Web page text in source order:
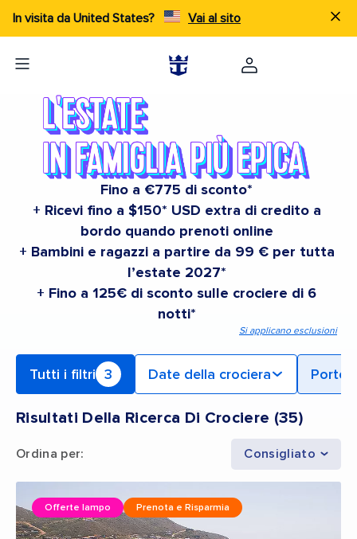
In visita da United States? Vai al sito
Fino a €775 di sconto*
+ Ricevi fino a $150* USD extra di credito a
bordo quando prenoti online
+ Bambini e ragazzi a partire da 99 € per tutta
l’estate 2027*
+ Fino a 125€ di sconto sulle crociere di 6
notti*
Si applicano esclusioni
Tutti i filtri 3 Date della crociera Porto
Risultati Della Ricerca Di Crociere (35)
Ordina per: Consigliato
Offerte lampo Prenota e Risparmia